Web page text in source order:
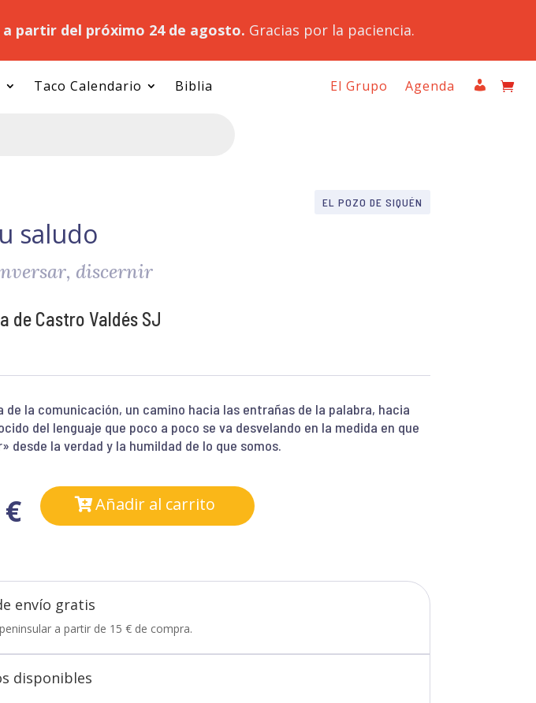
partir del próximo 24 de agosto. Gracias por la paciencia.
Taco Calendario Biblia El Grupo Agenda
EL POZO DE SIQUÉN
saludo
discernir
de Castro Valdés SJ
de la comunicación, un camino hacia las entrañas de la palabra, hacia
del lenguaje que poco a poco se va desvelando en la medida en que
desde la verdad y la humildad de lo que somos.
€ Añadir al carrito
envío gratis
a partir de 15 € de compra.
disponibles